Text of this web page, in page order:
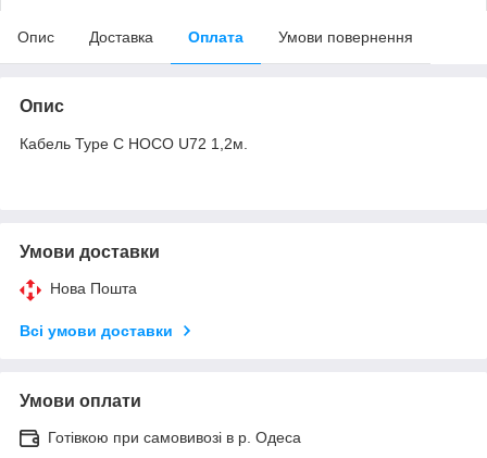
Опис Доставка Оплата Умови повернення
Опис
Кабель Type C HOCO U72 1,2м.
Умови доставки
Нова Пошта
Всі умови доставки
Умови оплати
Готівкою при самовивозі в р. Одеса